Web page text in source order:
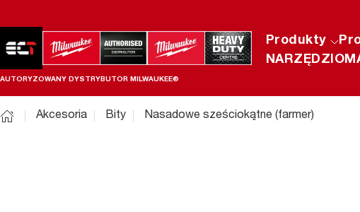
AUTORYZOWANY DYSTRYBUTOR MILWAUKEE®
Produkty
Akcesoria Bity Nasadowe sześciokątne (farmer)